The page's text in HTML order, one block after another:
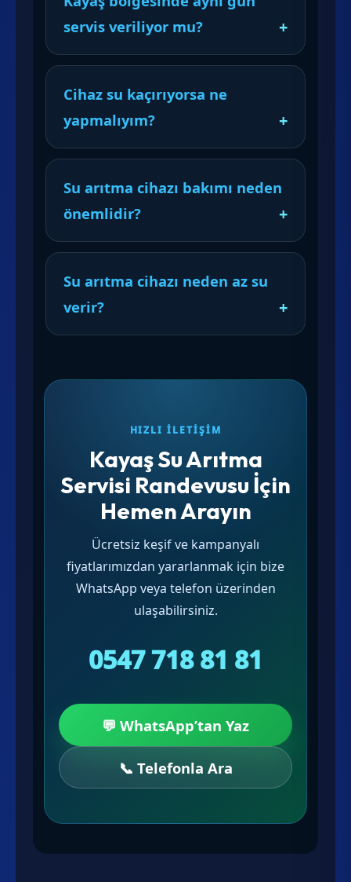
servis veriliyor mu?
Cihaz su kaçırıyorsa ne
yapmalıyım?
Su arıtma cihazı bakımı neden
önemlidir?
Su arıtma cihazı neden az su
verir?
HIZLI İLETIŞIM
Kayaş Su Arıtma
Servisi Randevusu İçin
Hemen Arayın
Ücretsiz keşif ve kampanyalı
fiyatlarımızdan yararlanmak için bize
WhatsApp veya telefon üzerinden
ulaşabilirsiniz.
0547 718 81 81
💬 WhatsApp’tan Yaz
📞 Telefonla Ara